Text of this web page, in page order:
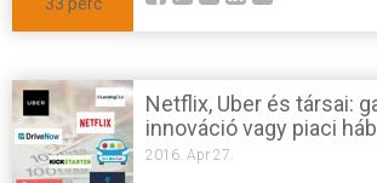
Netflix, Uber és társai:
innováció vagy piaci
2016. Apr 27.